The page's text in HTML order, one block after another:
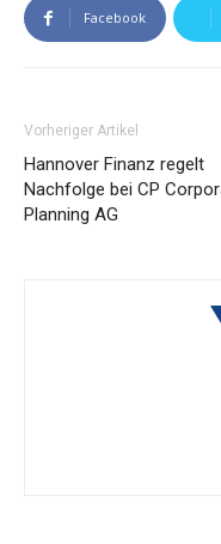
Facebook
Vorheriger Artikel
Hannover Finanz regelt
Nachfolge bei CP
Planning AG